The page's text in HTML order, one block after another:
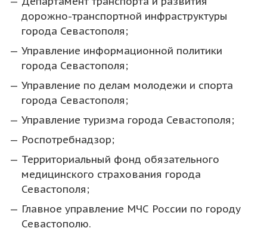
дорожно-транспортной инфраструктуры
города Севастополя;
Управление информационной политики
города Севастополя;
Управление по делам молодежи и спорта
города Севастополя;
Управление туризма города Севастополя;
Роспотребнадзор;
Территориальный фонд обязательного
медицинского страхования города
Севастополя;
Главное управление МЧС России по городу
Севастополю.